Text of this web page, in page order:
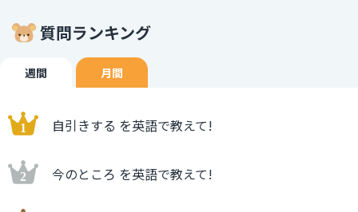
質問ランキング
週間 月間
自引きする を英語で教えて!
今のところ を英語で教えて!